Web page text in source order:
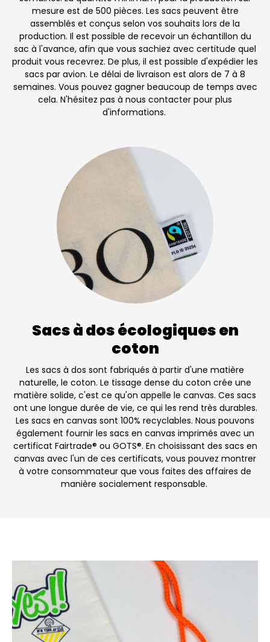
mesure est de 500 pièces. Les sacs peuvent être
assemblés et conçus selon vos souhaits lors de la
production. Il est possible de recevoir un échantillon du
sac à l'avance, afin que vous sachiez avec certitude quel
produit vous recevrez. De plus, il est possible d'expédier les
sacs par avion. Le délai de livraison est alors de 7 à 8
semaines. Vous pouvez gagner beaucoup de temps avec
cela. N'hésitez pas à nous contacter pour plus
d'informations.
Sacs à dos écologiques en
coton
Les sacs à dos sont fabriqués à partir d'une matière
naturelle, le coton. Le tissage dense du coton crée une
matière solide, c'est ce qu'on appelle le canvas. Ces sacs
ont une longue durée de vie, ce qui les rend très durables.
Les sacs en canvas sont 100% recyclables. Nous pouvons
également fournir les sacs en canvas imprimés avec un
certificat Fairtrade® ou GOTS®. En choisissant des sacs en
canvas avec l'un de ces certificats, vous pouvez montrer
à votre consommateur que vous faites des affaires de
manière socialement responsable.